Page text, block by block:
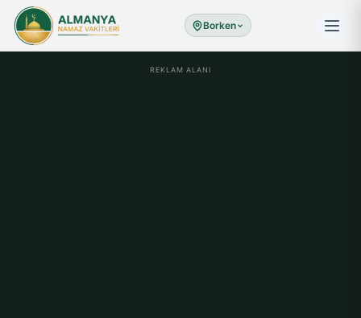
Borken
REKLAM ALANI